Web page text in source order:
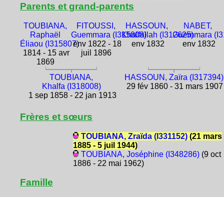
Parents et grand-parents
TOUBIANA,
Raphaël
Éliaou (I315807)
1814 - 15 avr
1869
FITOUSSI,
Guemmara (I315808)
env 1822 - 18
juil 1896
HASSOUN,
Khalfallah (I312625)
env 1832
NABET,
Guemmara
env 1832
TOUBIANA,
Khalfa (I318008)
1 sep 1858 - 22 jan 1913
HASSOUN, Zaïra (I317394)
29 fév 1860 - 31 mars 1907
Frères et sœurs
TOUBIANA, Zraïda (I331152)(21 mars
1885 - 5 juil 1944)
TOUBIANA, Joséphine (I348286)(9 oct
1886 - 22 mai 1962)
Famille